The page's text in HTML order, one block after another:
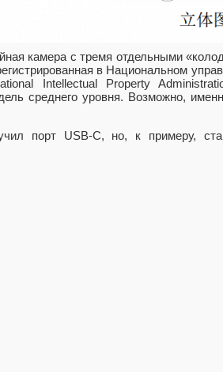
камера с тремя отдельными
в Национальном
Intellectual Property
среднего уровня. Возможно,
порт USB-C, но, к примеру,